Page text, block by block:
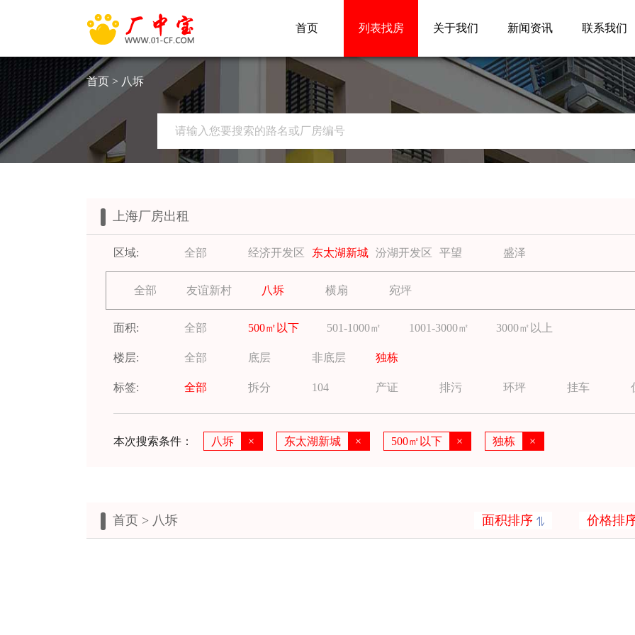
首页 列表找房 关于我们 新闻资讯 联系我们
首页 > 八坼
上海厂房出租
区域: 全部 经济开发区 东太湖新城 汾湖开发区 平望 盛泽
全部 友谊新村 八坼 横扇 宛坪
面积: 全部 500㎡以下 501-1000㎡ 1001-3000㎡ 3000㎡以上
楼层: 全部 底层 非底层 独栋
标签: 全部 拆分 104 产证 排污 环坪 挂车
本次搜索条件： 八坼 × 东太湖新城 × 500㎡以下 × 独栋 ×
首页 > 八坼 面积排序 价格排